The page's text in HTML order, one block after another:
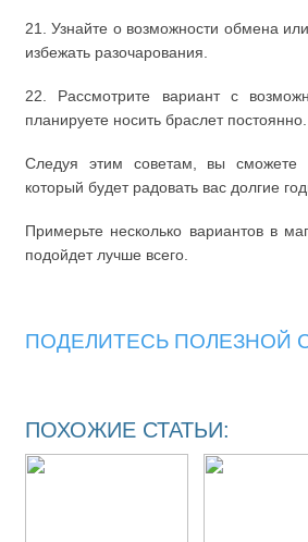
21. Узнайте о возможности обмена
избежать разочарования.
22. Рассмотрите вариант с
планируете носить браслет постоянно.
Следуя этим советам, вы сможете
который будет радовать вас долгие
Примерьте несколько вариантов в
подойдет лучше всего.
ПОДЕЛИТЕСЬ ПОЛЕЗНОЙ
ПОХОЖИЕ СТАТЬИ: